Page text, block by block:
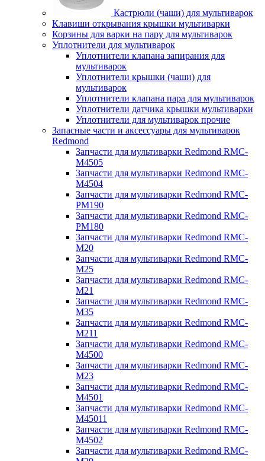
Кастрюли (чаши) для мультиварок
Клавиши открывания крышки мультиварки
Корзины для варки на пару для мультиварок
Уплотнители для мультиварок
Уплотнители клапана запирания для
мультиварок
Уплотнители крышки (чаши) для
мультиварок
Уплотнители клапана пара для мультиварок
Уплотнители датчика крышки мультиварки
Уплотнители для мультиварок прочие
Запасные части и аксессуары для мультиварок
Redmond
Запчасти для мультиварки Redmond RMC-
M4505
Запчасти для мультиварки Redmond RMC-
M4504
Запчасти для мультиварки Redmond RMC-
PM190
Запчасти для мультиварки Redmond RMC-
PM180
Запчасти для мультиварки Redmond RMC-
M20
Запчасти для мультиварки Redmond RMC-
M25
Запчасти для мультиварки Redmond RMC-
M21
Запчасти для мультиварки Redmond RMC-
M35
Запчасти для мультиварки Redmond RMC-
M211
Запчасти для мультиварки Redmond RMC-
M4500
Запчасти для мультиварки Redmond RMC-
M23
Запчасти для мультиварки Redmond RMC-
M4501
Запчасти для мультиварки Redmond RMC-
M45011
Запчасти для мультиварки Redmond RMC-
M4502
Запчасти для мультиварки Redmond RMC-